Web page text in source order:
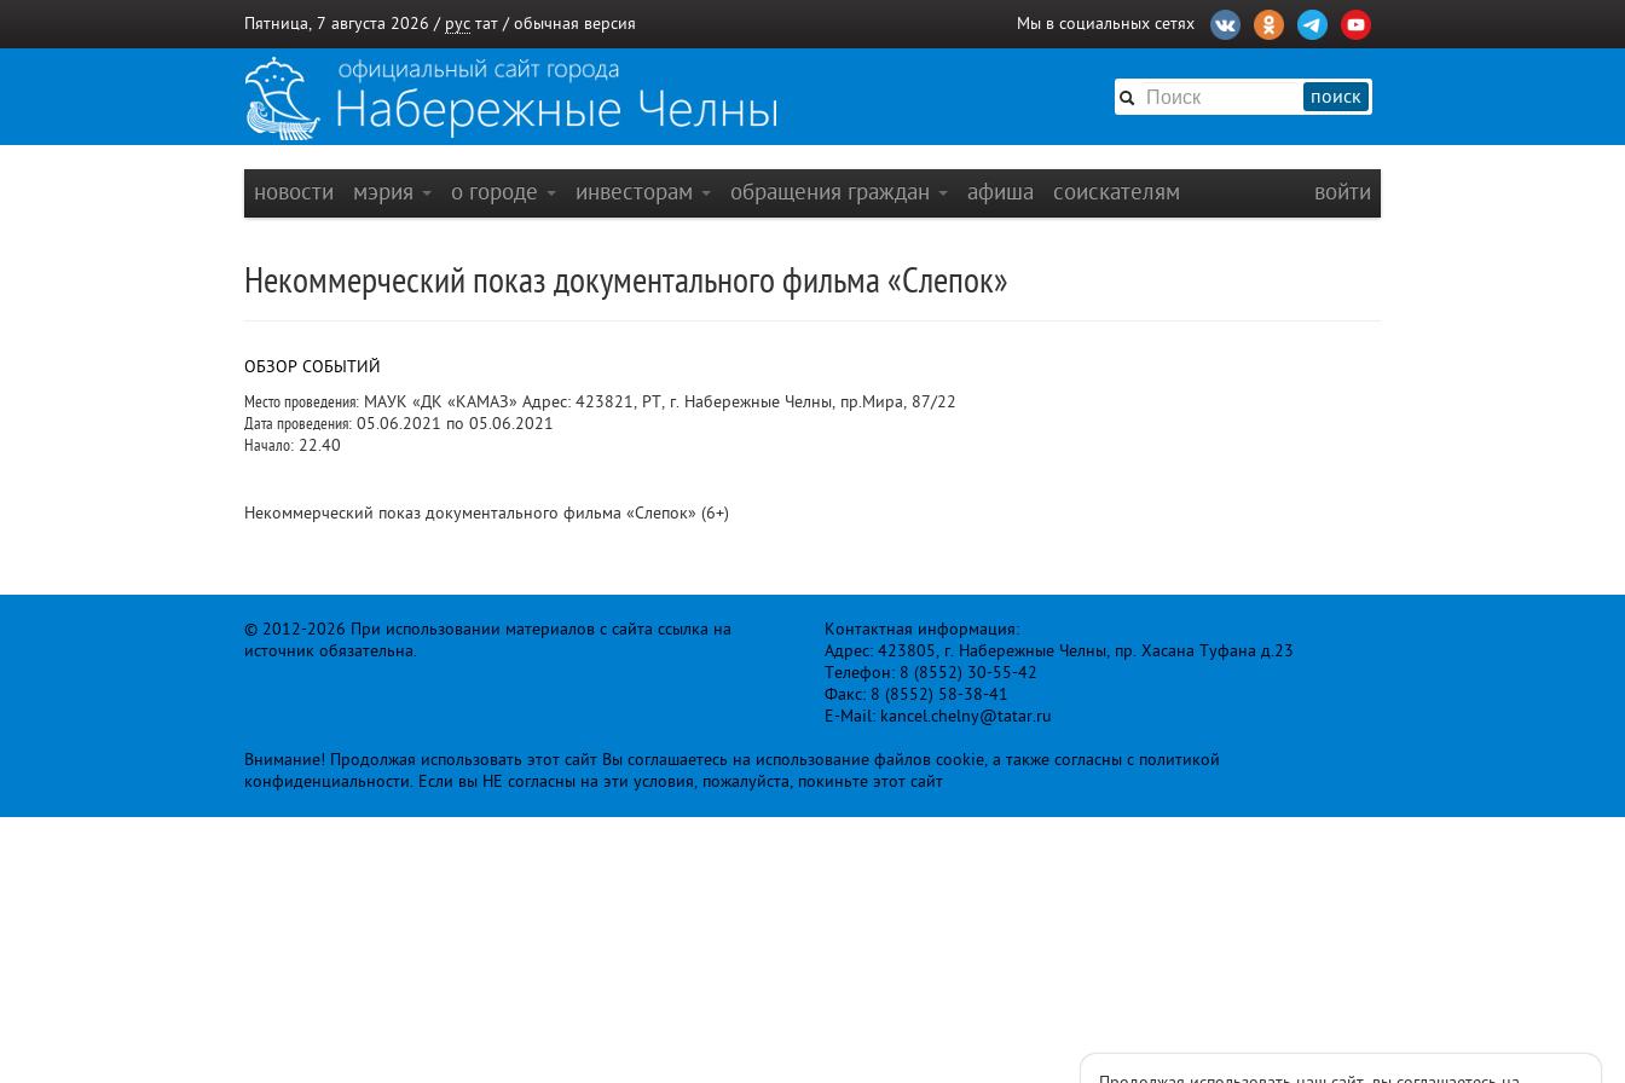
Пятница, 7 августа 2026 / рус тат / обычная версия Мы в социальных сетях
поиск
новости мэрия о городе инвесторам обращения граждан афиша соискателям войти
Некоммерческий показ документального фильма «Слепок»
ОБЗОР СОБЫТИЙ
Место проведения: МАУК «ДК «КАМАЗ» Адрес: 423821, РТ, г. Набережные Челны, пр.Мира, 87/22
Дата проведения: 05.06.2021 по 05.06.2021
Начало: 22.40
Некоммерческий показ документального фильма «Слепок» (6+)
© 2012-2026 При использовании материалов с сайта ссылка на
источник обязательна.
Контактная информация:
Адрес: 423805, г. Набережные Челны, пр. Хасана Туфана д.23
Телефон: 8 (8552) 30-55-42
Факс: 8 (8552) 58-38-41
E-Mail: kancel.chelny@tatar.ru
Внимание! Продолжая использовать этот сайт Вы соглашаетесь на использование файлов cookie, а также согласны с политикой
конфиденциальности. Если вы НЕ согласны на эти условия, пожалуйста, покиньте этот сайт